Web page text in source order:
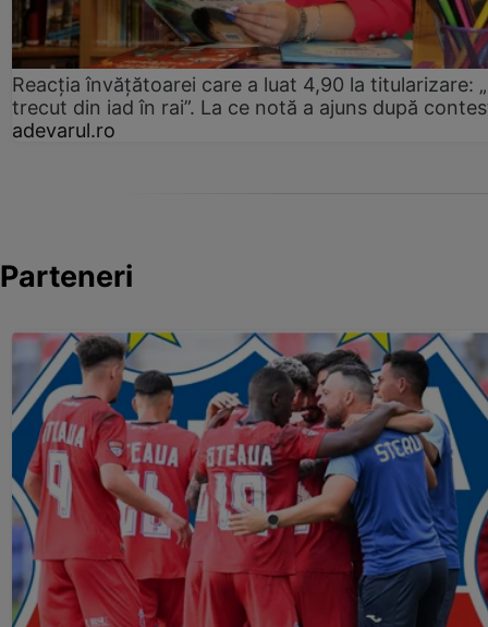
Reacția învățătoarei care a luat 4,90 la titularizare:
trecut din iad în rai”. La ce notă a ajuns după
adevarul.ro
Parteneri